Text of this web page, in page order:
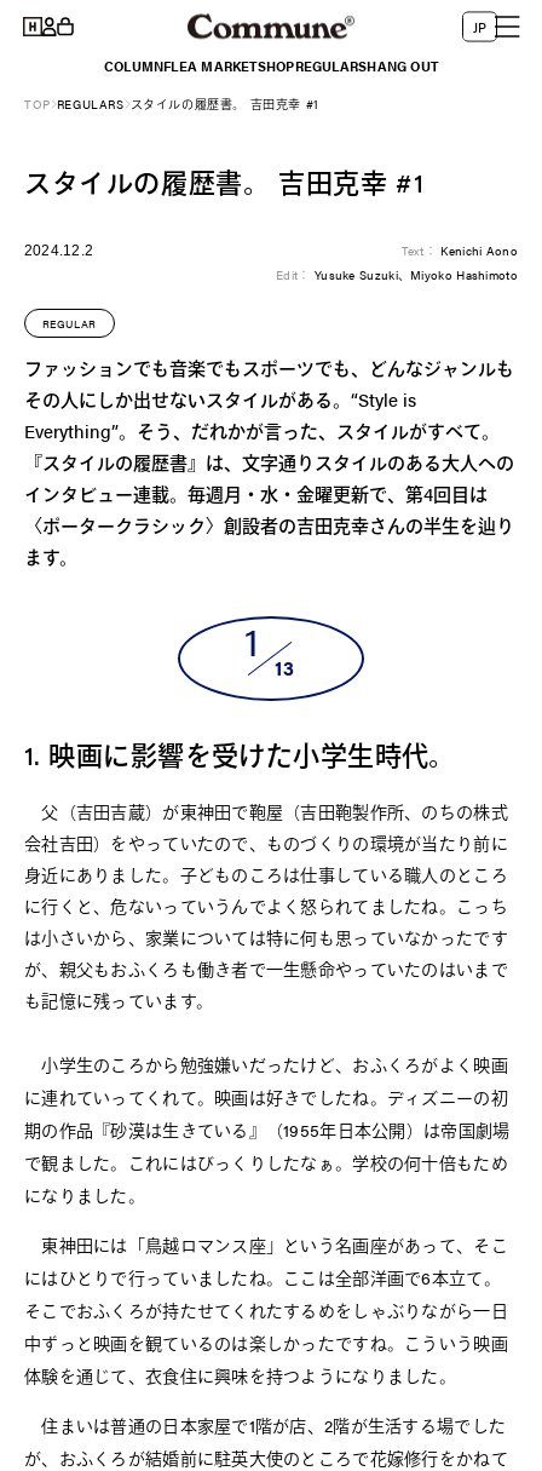
ンツに
イ
ー
言
JP
COLUMNFLEA MARKETSHOPREGULARSHANG OUT
TOP REGULARS スタイルの履歴書。 吉田克幸 #1
スタイルの履歴書。 吉田克幸 #1
2024.12.2 Text： Kenichi Aono
Edit： Yusuke Suzuki、Miyoko Hashimoto
REGULAR
ファッションでも音楽でもスポーツでも、どんなジャンルも
その人にしか出せないスタイルがある。“Style is
Everything”。そう、だれかが言った、スタイルがすべて。
『スタイルの履歴書』は、文字通りスタイルのある大人への
インタビュー連載。毎週月・水・金曜更新で、第4回目は
〈ポータークラシック〉創設者の吉田克幸さんの半生を辿り
ます。
1
13
1. 映画に影響を受けた小学生時代。
父（吉田吉蔵）が東神田で鞄屋（吉田鞄製作所、のちの株式
会社吉田）をやっていたので、ものづくりの環境が当たり前に
身近にありました。子どものころは仕事している職人のところ
に行くと、危ないっていうんでよく怒られてましたね。こっち
は小さいから、家業については特に何も思っていなかったです
が、親父もおふくろも働き者で一生懸命やっていたのはいまで
も記憶に残っています。
小学生のころから勉強嫌いだったけど、おふくろがよく映画
に連れていってくれて。映画は好きでしたね。ディズニーの初
期の作品『砂漠は生きている』（1955年日本公開）は帝国劇場
で観ました。これにはびっくりしたなぁ。学校の何十倍もため
になりました。
東神田には「鳥越ロマンス座」という名画座があって、そこ
にはひとりで行っていましたね。ここは全部洋画で6本立て。
そこでおふくろが持たせてくれたするめをしゃぶりながら一日
中ずっと映画を観ているのは楽しかったですね。こういう映画
体験を通じて、衣食住に興味を持つようになりました。
住まいは普通の日本家屋で1階が店、2階が生活する場でした
が、おふくろが結婚前に駐英大使のところで花嫁修行をかねて